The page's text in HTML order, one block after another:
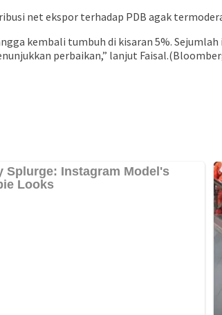
net ekspor terhadap PDB agak
kembali tumbuh di kisaran 5%.
perbaikan,” lanjut